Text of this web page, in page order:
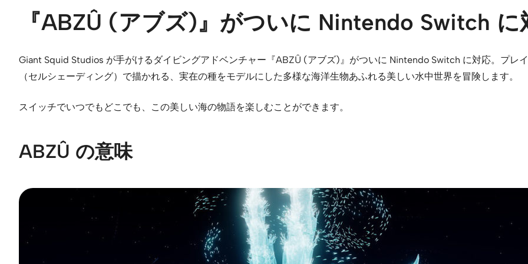
『ABZÛ (アブズ)』がついに Nintendo Switch に
Giant Squid Studios が手がけるダイビングアドベンチャー『ABZÛ (アブズ)』がついに Nintendo Switch に対応。プレ
（セルシェーディング）で描かれる、実在の種をモデルにした多様な海洋生物あふれる美しい水中世界を冒険します。
スイッチでいつでもどこでも、この美しい海の物語を楽しむことができます。
ABZÛ の意味